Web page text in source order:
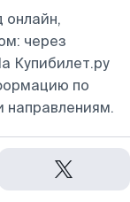
онлайн,
через
Купибилет.ру
по